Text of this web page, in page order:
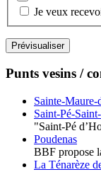
Je veux
Punts vesins /
Sainte-Maure-
Saint-Pé-
"Saint-Pé
Poudenas
BBF propose
La Ténarèze